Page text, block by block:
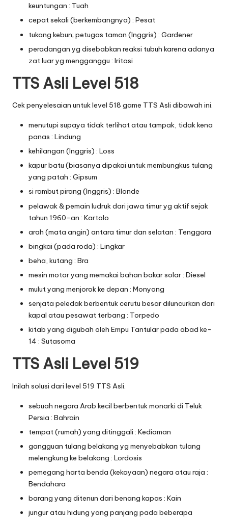
keuntungan : Tuah
cepat sekali (berkembangnya) : Pesat
tukang kebun; petugas taman (Inggris) : Gardener
peradangan yg disebabkan reaksi tubuh karena adanya
zat luar yg mengganggu : Iritasi
TTS Asli Level 518
Cek penyelesaian untuk level 518 game TTS Asli dibawah ini.
menutupi supaya tidak terlihat atau tampak, tidak kena
panas : Lindung
kehilangan (Inggris) : Loss
kapur batu (biasanya dipakai untuk membungkus tulang
yang patah : Gipsum
si rambut pirang (Inggris) : Blonde
pelawak & pemain ludruk dari jawa timur yg aktif sejak
tahun 1960-an : Kartolo
arah (mata angin) antara timur dan selatan : Tenggara
bingkai (pada roda) : Lingkar
beha, kutang : Bra
mesin motor yang memakai bahan bakar solar : Diesel
mulut yang menjorok ke depan : Monyong
senjata peledak berbentuk cerutu besar diluncurkan dari
kapal atau pesawat terbang : Torpedo
kitab yang digubah oleh Empu Tantular pada abad ke-
14 : Sutasoma
TTS Asli Level 519
Inilah solusi dari level 519 TTS Asli.
sebuah negara Arab kecil berbentuk monarki di Teluk
Persia : Bahrain
tempat (rumah) yang ditinggali : Kediaman
gangguan tulang belakang yg menyebabkan tulang
melengkung ke belakang : Lordosis
pemegang harta benda (kekayaan) negara atau raja :
Bendahara
barang yang ditenun dari benang kapas : Kain
jungur atau hidung yang panjang pada beberapa